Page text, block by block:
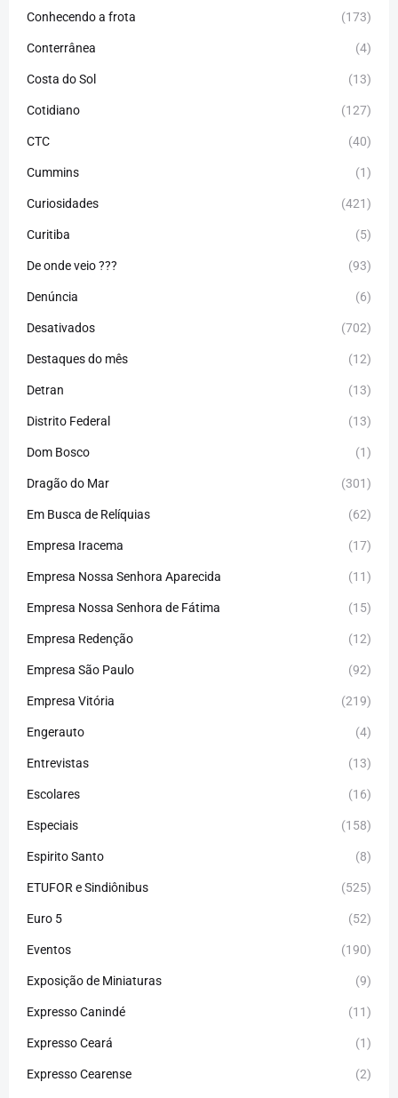
Conhecendo a frota (173)
Conterrânea (4)
Costa do Sol (13)
Cotidiano (127)
CTC (40)
Cummins (1)
Curiosidades (421)
Curitiba (5)
De onde veio ??? (93)
Denúncia (6)
Desativados (702)
Destaques do mês (12)
Detran (13)
Distrito Federal (13)
Dom Bosco (1)
Dragão do Mar (301)
Em Busca de Relíquias (62)
Empresa Iracema (17)
Empresa Nossa Senhora Aparecida (11)
Empresa Nossa Senhora de Fátima (15)
Empresa Redenção (12)
Empresa São Paulo (92)
Empresa Vitória (219)
Engerauto (4)
Entrevistas (13)
Escolares (16)
Especiais (158)
Espirito Santo (8)
ETUFOR e Sindiônibus (525)
Euro 5 (52)
Eventos (190)
Exposição de Miniaturas (9)
Expresso Canindé (11)
Expresso Ceará (1)
Expresso Cearense (2)